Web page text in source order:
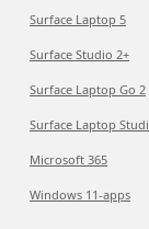
Surface Laptop 5
Surface Studio 2+
Surface Laptop Go 2
Surface Laptop
Microsoft 365
Windows 11-apps